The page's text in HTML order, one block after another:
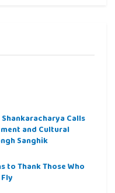
Calls
and Cultural
Sanghik
to Thank Those Who